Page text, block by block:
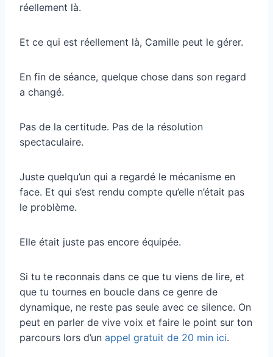
réellement là.
Et ce qui est réellement là, Camille peut le gérer.
En fin de séance, quelque chose dans son regard
a changé.
Pas de la certitude. Pas de la résolution
spectaculaire.
Juste quelqu’un qui a regardé le mécanisme en
face. Et qui s’est rendu compte qu’elle n’était pas
le problème.
Elle était juste pas encore équipée.
Si tu te reconnais dans ce que tu viens de lire, et
que tu tournes en boucle dans ce genre de
dynamique, ne reste pas seule avec ce silence. On
peut en parler de vive voix et faire le point sur ton
parcours lors d’un appel gratuit de 20 min ici.